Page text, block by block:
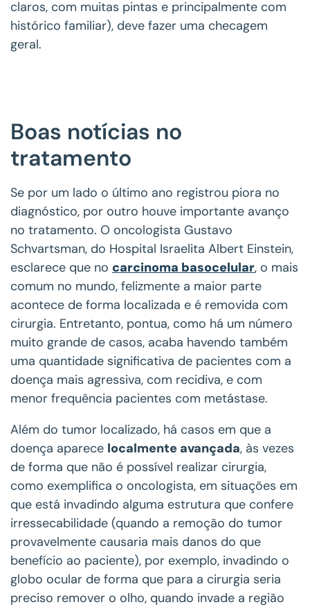
claros, com muitas pintas e principalmente com
histórico familiar), deve fazer uma checagem
geral.
Boas notícias no
tratamento
Se por um lado o último ano registrou piora no
diagnóstico, por outro houve importante avanço
no tratamento. O oncologista Gustavo
Schvartsman, do Hospital Israelita Albert Einstein,
esclarece que no carcinoma basocelular, o mais
comum no mundo, felizmente a maior parte
acontece de forma localizada e é removida com
cirurgia. Entretanto, pontua, como há um número
muito grande de casos, acaba havendo também
uma quantidade significativa de pacientes com a
doença mais agressiva, com recidiva, e com
menor frequência pacientes com metástase.
Além do tumor localizado, há casos em que a
doença aparece localmente avançada, às vezes
de forma que não é possível realizar cirurgia,
como exemplifica o oncologista, em situações em
que está invadindo alguma estrutura que confere
irressecabilidade (quando a remoção do tumor
provavelmente causaria mais danos do que
benefício ao paciente), por exemplo, invadindo o
globo ocular de forma que para a cirurgia seria
preciso remover o olho, quando invade a região